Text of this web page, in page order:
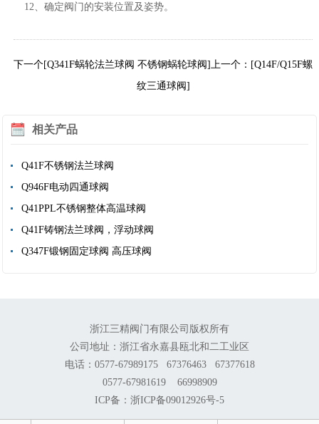
12、确定阀门的安装位置及姿势。
下一个[Q341F蜗轮法兰球阀 不锈钢蜗轮球阀]上一个：[Q14F/Q15F螺
纹三通球阀]
相关产品
Q41F不锈钢法兰球阀
Q946F电动四通球阀
Q41PPL不锈钢整体高温球阀
Q41F铸钢法兰球阀，浮动球阀
Q347F锻钢固定球阀 高压球阀
浙江三精阀门有限公司版权所有
公司地址：浙江省永嘉县瓯北和二工业区
电话：0577-67989175 67376463 67377618
0577-67981619 66998909
ICP备：浙ICP备09012926号-5